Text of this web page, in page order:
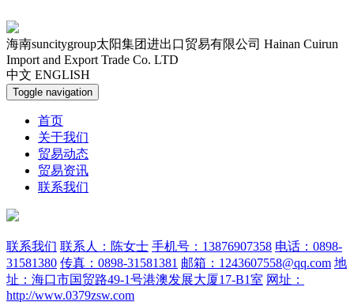
海南suncitygroup太阳集团进出口贸易有限公司 Hainan Cuirun
Import and Export Trade Co. LTD
中文 ENGLISH
Toggle navigation
首页
关于我们
贸易动态
贸易资讯
联系我们
联系我们 联系人：陈女士 手机号：13876907358 电话：0898-
31581380 传真：0898-31581381 邮箱：1243607558@qq.com 地
址：海口市国贸路49-1号港澳发展大厦17-B1室 网址：
http://www.0379zsw.com